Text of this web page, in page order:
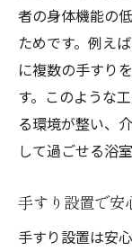
者の身体機能の
ためです。例え
に複数の手すり
す。このような
る環境が整い、
して過ごせる浴
手すり設置で安
手すり設置は安